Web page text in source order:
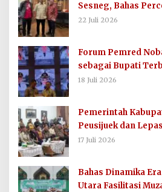
Sesneg, Bahas
Dana Direktif
22 Juli 2026
Forum Pemred
sebagai Bupati
Komunikasi dan
18 Juli 2026
Pemerintah
Peusijuek dan
0103/AUT
17 Juli 2026
Bahas Dinamika
Utara Fasilitasi